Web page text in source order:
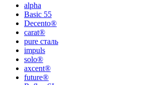
alpha
Basic 55
Decento®
carat®
pure сталь
impuls
solo®
axcent®
future®